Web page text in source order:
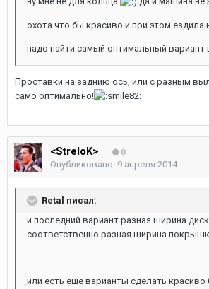
охота что бы красиво и при этом ездила
надо найти самый оптимальный вариант
Проставки на заднию ось, или с разным
само оптимально!
<StreloK> 0
Опубликовано: 9 апреля 2014
Retal писал:
и последний вариант разная ширина
соответственно разная ширина
или есть еще варианты сделать красиво